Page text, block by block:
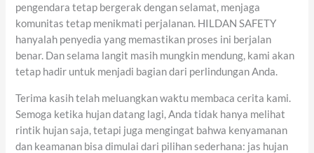
pengendara tetap bergerak dengan selamat, menjaga
komunitas tetap menikmati perjalanan. HILDAN SAFETY
hanyalah penyedia yang memastikan proses ini berjalan
benar. Dan selama langit masih mungkin mendung, kami akan
tetap hadir untuk menjadi bagian dari perlindungan Anda.
Terima kasih telah meluangkan waktu membaca cerita kami.
Semoga ketika hujan datang lagi, Anda tidak hanya melihat
rintik hujan saja, tetapi juga mengingat bahwa kenyamanan
dan keamanan bisa dimulai dari pilihan sederhana: jas hujan